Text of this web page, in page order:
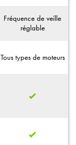
Fréquence de veille
réglable
Tous types de moteurs